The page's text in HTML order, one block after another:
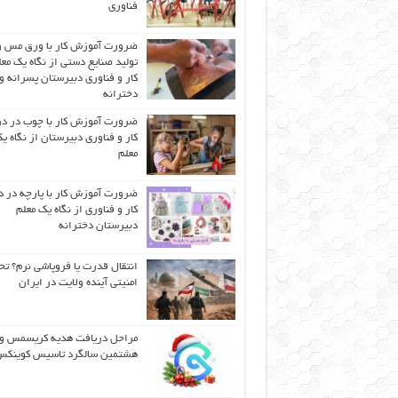
فناوری
ضرورت آموزش کار با ورق مس
تولید صنایع دستی از نگاه یک
کار و فناوری دبیرستان پسرانه و
دخترانه
ضرورت آموزش کار با چوب در
کار و فناوری دبیرستان از نگاه
معلم
ضرورت آموزش کار با پارچه
کار و فناوری از نگاه یک معلم
دبیرستان دخترانه
انتقال قدرت یا فروپاشی نرم؟
امنیتی آینده ولایت در ایران
مراحل دریافت هدیه کریسمس و
هشتمین سالگرد تاسیس